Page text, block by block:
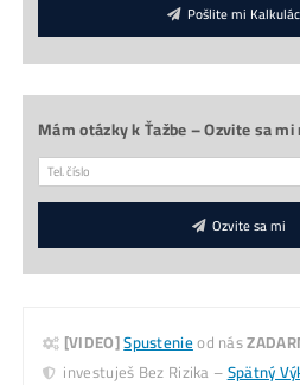
*Našiel siLepšiu Cenu?
Do košíka